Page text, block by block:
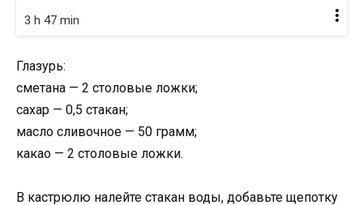
3 h 47 min
Глазурь:
сметана — 2 столовые ложки;
сахар — 0,5 стакан;
масло сливочное — 50 грамм;
какао — 2 столовые ложки.
В кастрюлю налейте стакан воды, добавьте щепотку